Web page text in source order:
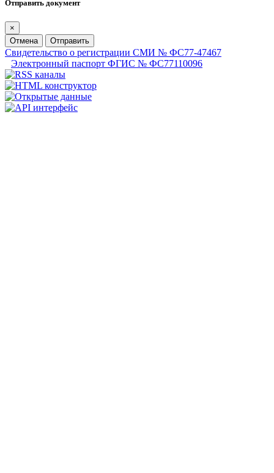
Отправить документ
×
Отмена
Отправить
Свидетельство о регистрации СМИ № ФС77-47467
Электронный паспорт ФГИС № ФС77110096